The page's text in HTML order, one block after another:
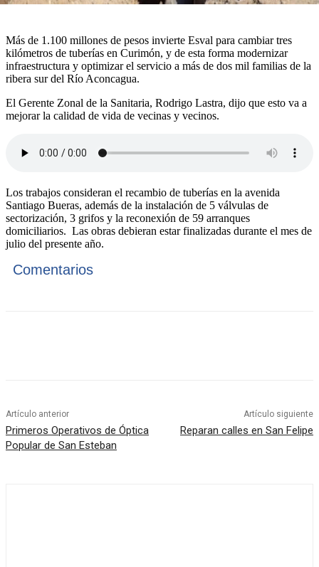
Más de 1.100 millones de pesos invierte Esval para cambiar tres
kilómetros de tuberías en Curimón, y de esta forma modernizar
infraestructura y optimizar el servicio a más de dos mil familias de la
ribera sur del Río Aconcagua.
El Gerente Zonal de la Sanitaria, Rodrigo Lastra, dijo que esto va a
mejorar la calidad de vida de vecinas y vecinos.
Los trabajos consideran el recambio de tuberías en la avenida
Santiago Bueras, además de la instalación de 5 válvulas de
sectorización, 3 grifos y la reconexión de 59 arranques
domiciliarios. Las obras debieran estar finalizadas durante el mes de
julio del presente año.
Comentarios
Artículo anterior
Primeros Operativos de Óptica
Popular de San Esteban
Artículo siguiente
Reparan calles en San Felipe